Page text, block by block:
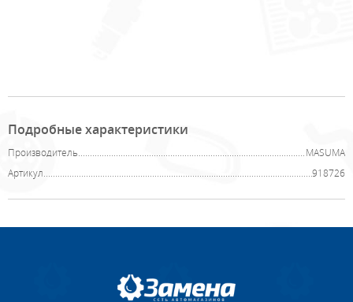
Подробные характеристики
Производитель
MASUMA
Артикул
918726